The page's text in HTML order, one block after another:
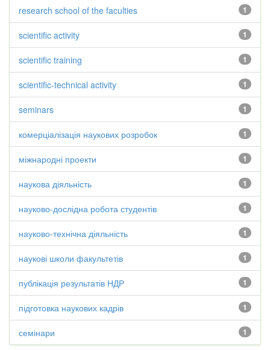
1
research school of the faculties
1
scientific activity
1
scientific training
1
scientific-technical activity
1
seminars
1
комерціалізація наукових розробок
1
міжнародні проекти
1
наукова діяльність
1
науково-дослідна робота студентів
1
науково-технічна діяльність
1
наукові школи факультетів
1
публікація результатів НДР
1
підготовка наукових кадрів
1
семінари